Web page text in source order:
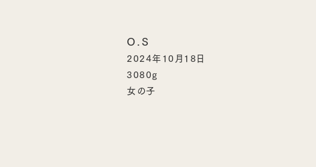
O.S
2024年10月18日
3080g
女の子